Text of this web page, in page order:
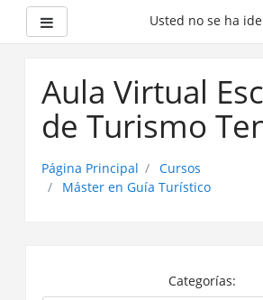
contenido
Usted no se ha
Aula Virtual
de Turismo
Página Principal
Cursos
Máster en Guía Turístico
Categorías: